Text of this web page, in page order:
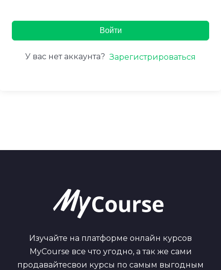
Войти
У вас нет аккаунта? Зарегистрироваться
Изучайте на платформе онлайн курсов
MyCourse все что угодно, а так же сами
продавайтесвои курсы по самым выгодным